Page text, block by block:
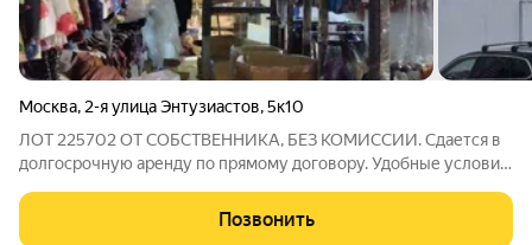
Москва, 2-я улица Энтузиастов,5к10
ЛОТ 225702 ОТ СОБСТВЕННИКА, БЕЗ КОМИССИИ. Сдается в
долгосрочную аренду по прямому договору. Удобные условия
и хорошая инфраструктура рядом с транспортными узлами.
Подходит для организации
Позвонить